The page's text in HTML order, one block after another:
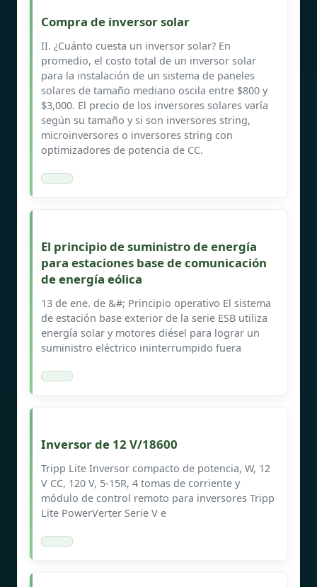
Compra de inversor solar
II. ¿Cuánto cuesta un inversor solar? En
promedio, el costo total de un inversor solar
para la instalación de un sistema de paneles
solares de tamaño mediano oscila entre $800 y
$3,000. El precio de los inversores solares varía
según su tamaño y si son inversores string,
microinversores o inversores string con
optimizadores de potencia de CC.
El principio de suministro de energía
para estaciones base de comunicación
de energía eólica
13 de ene. de &#; Principio operativo El sistema
de estación base exterior de la serie ESB utiliza
energía solar y motores diésel para lograr un
suministro eléctrico ininterrumpido fuera
Inversor de 12 V/18600
Tripp Lite Inversor compacto de potencia, W, 12
V CC, 120 V, 5-15R, 4 tomas de corriente y
módulo de control remoto para inversores Tripp
Lite PowerVerter Serie V e